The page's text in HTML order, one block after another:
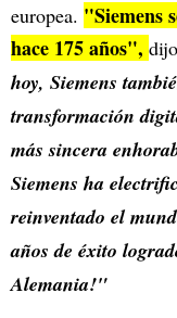
europea. "Siemens
hace 175 años", dijo
hoy, Siemens
transformación
más sincera
Siemens ha
reinventado el
años de éxito
Alemania!"